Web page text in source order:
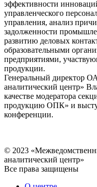
эффективности
управленческого
управления, анализ
задолженности
развитию деловых
образовательными
предприятиями,
продукции.
Генеральный директор
аналитический центр»
качестве модератора
продукцию ОПК» и
конференции.
© 2023
аналитический центр»
Все права защищены